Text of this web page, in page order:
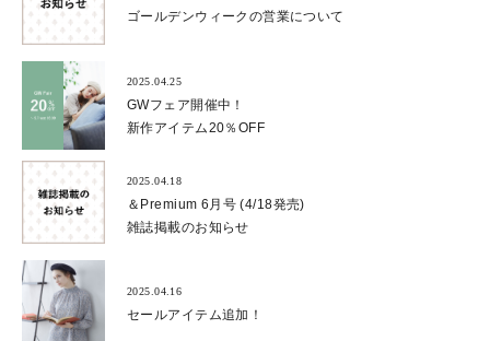
ゴールデンウィークの営業について
2025.04.25
GWフェア開催中！
新作アイテム20％OFF
2025.04.18
＆Premium 6月号 (4/18発売)
雑誌掲載のお知らせ
2025.04.16
セールアイテム追加！